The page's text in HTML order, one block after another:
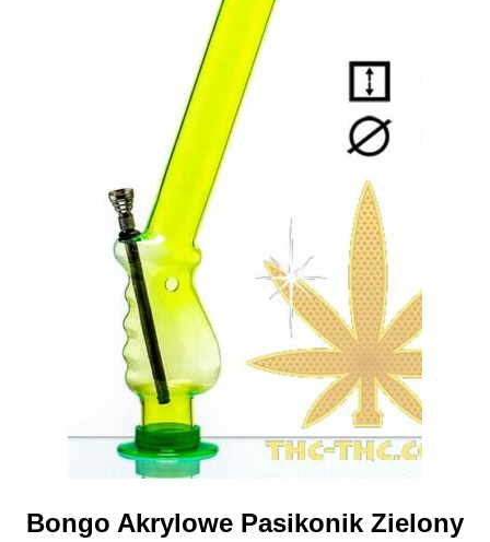
Bongo Akrylowe Pasikonik Zielony